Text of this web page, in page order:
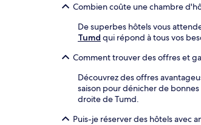
Combien coûte une chambre
De superbes hôtels vous
Tumd qui répond à tous vos
Comment trouver des offres et
Découvrez des offres
saison pour dénicher de
droite de Tumd.
Puis-je réserver des hôtels avec